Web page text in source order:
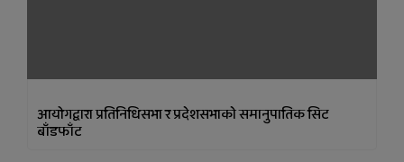
आयोगद्वारा प्रतिनिधिसभा र प्रदेशसभाकाे समानुपातिक सिट
बाँडफाँट